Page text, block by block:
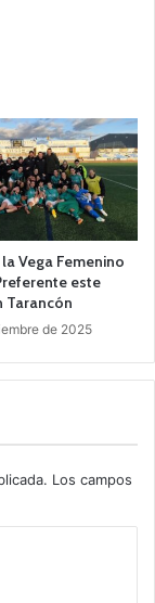
Vega Femenino
este
Tarancón
de 2025
Los campos